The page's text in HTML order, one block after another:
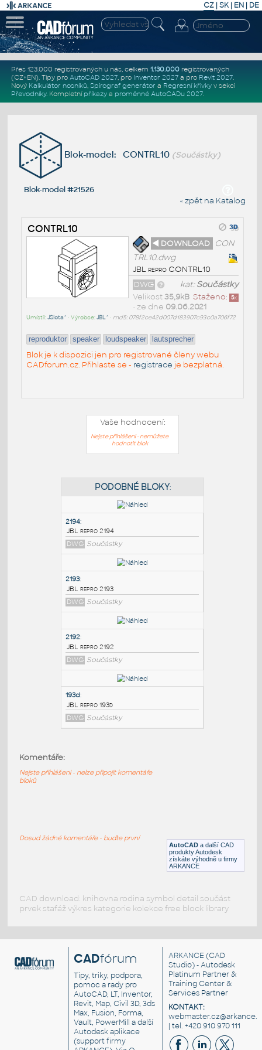
CZ | SK| EN | DE
Přes 123.000 registrovaných u nás, celkem 1.130.000registrovaných
(CZ+EN). Tipy pro AutoCAD 2027, pro Inventor 2027a pro Revit 2027.
Nový Kalkulátor nosníků, Spirograf generátor a Regresní křivkyv sekci
Převodníky. Kompletní příkazya proměnné AutoCADu 2027.
Blok-model: CONTRL10 (Součástky)
Blok-model #21526
« zpět na Katalog
CONTRL10
◄ DOWNLOAD
CON
TRL10.dwg
JBL repro CONTRL10
kat:Součástky
DWG
Staženo: 5x
Velikost35,9kB
• ze dne 09.06.2021
Umístil:JSlota^ • Výrobce:JBL^ • md5: 078f2ce42d007d183907c93c0a706f72
reproduktor speaker loudspeaker lautsprecher
Blok je k dispozici jen pro registrované členy webu
CADforum.cz. Přihlaste se - registrace je bezplatná.
Vaše hodnocení:
Nejste přihlášeni - nemůžete
hodnotit blok
PODOBNÉ BLOKY:
2194:
JBL repro 2194
DWG
JBL repro 2193
DWG Součástky
DWG Součástky
Součástky AutoCAD a další CAD
produkty Autodesk
získáte výhodně u firmy
ARKANCE
Komentáře:
Nejste přihlášeni - nelze připojit komentáře
bloků
Dosud žádné komentáře - buďte první
CAD download: knihovna rodina symbol detail součást
prvek stafáž výkres kategorie kolekce free block library
CADfórum
Tipy, triky, podpora,
pomoc a rady pro
AutoCAD, LT, Inventor,
Revit, Map, Civil 3D, 3ds
Max, Fusion, Forma,
Vault, PowerMill a další
Autodesk aplikace
(support firmy
ARKANCE (CAD
Studio) - Autodesk
Platinum Partner &
Training Center &
Services Partner
KONTAKT:
| tel. +420 910 970 111